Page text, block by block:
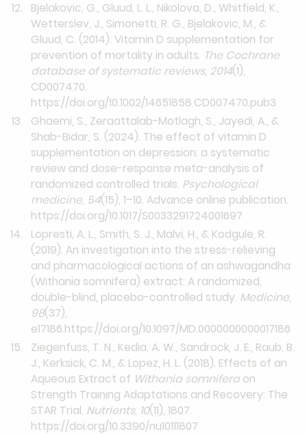
Bjelakovic, G., Gluud, L. L., Nikolova, D., Whitfield, K.,
Wetterslev, J., Simonetti, R. G., Bjelakovic, M., &
Gluud, C. (2014). Vitamin D supplementation for
prevention of mortality in adults. The Cochrane
database of systematic reviews, 2014(1),
CD007470.
https://doi.org/10.1002/14651858.CD007470.pub3
Ghaemi, S., Zeraattalab-Motlagh, S., Jayedi, A., &
Shab-Bidar, S. (2024). The effect of vitamin D
supplementation on depression: a systematic
review and dose-response meta-analysis of
randomized controlled trials. Psychological
medicine, 54(15), 1–10. Advance online publication.
https://doi.org/10.1017/S0033291724001697
Lopresti, A. L., Smith, S. J., Malvi, H., & Kodgule, R.
(2019). An investigation into the stress-relieving
and pharmacological actions of an ashwagandha
(Withania somnifera) extract: A randomized,
double-blind, placebo-controlled study. Medicine,
98(37),
e17186.https://doi.org/10.1097/MD.0000000000017186
Ziegenfuss, T. N., Kedia, A. W., Sandrock, J. E., Raub, B.
J., Kerksick, C. M., & Lopez, H. L. (2018). Effects of an
Aqueous Extract of Withania somniferaon
Strength Training Adaptations and Recovery: The
STAR Trial. Nutrients, 10(11), 1807.
https://doi.org/10.3390/nu10111807